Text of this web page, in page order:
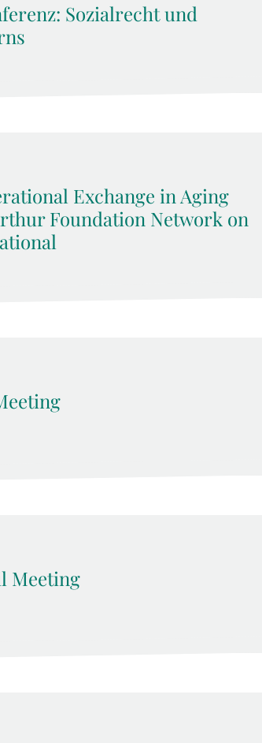
Sozialrecht und
Exchange in Aging
Foundation Network on
Meeting